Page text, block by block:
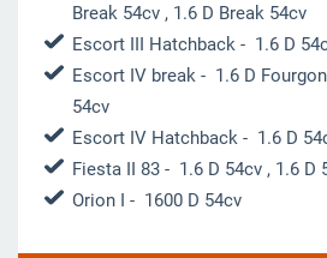
Break 54cv , 1.6 D Break 54cv
Escort III Hatchback - 1.6 D
Escort IV break - 1.6 D
54cv
Escort IV Hatchback - 1.6 D
Fiesta II 83- 1.6 D 54cv , 1.6 D
Orion I - 1600 D 54cv